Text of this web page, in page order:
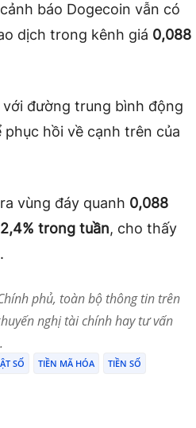
cảnh báo Dogecoin vẫn có
dịch trong kênh giá 0,088
đường trung bình động
phục hồi về cạnh trên của
vùng đáy quanh 0,088
2,4% trong tuần, cho thấy
phủ, toàn bộ thông tin trên
nghị tài chính hay tư vấn
.
SỐ TIỀN MÃ HÓA TIỀN SỐ